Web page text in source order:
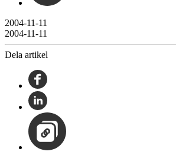
2004-11-11
2004-11-11
Dela artikel